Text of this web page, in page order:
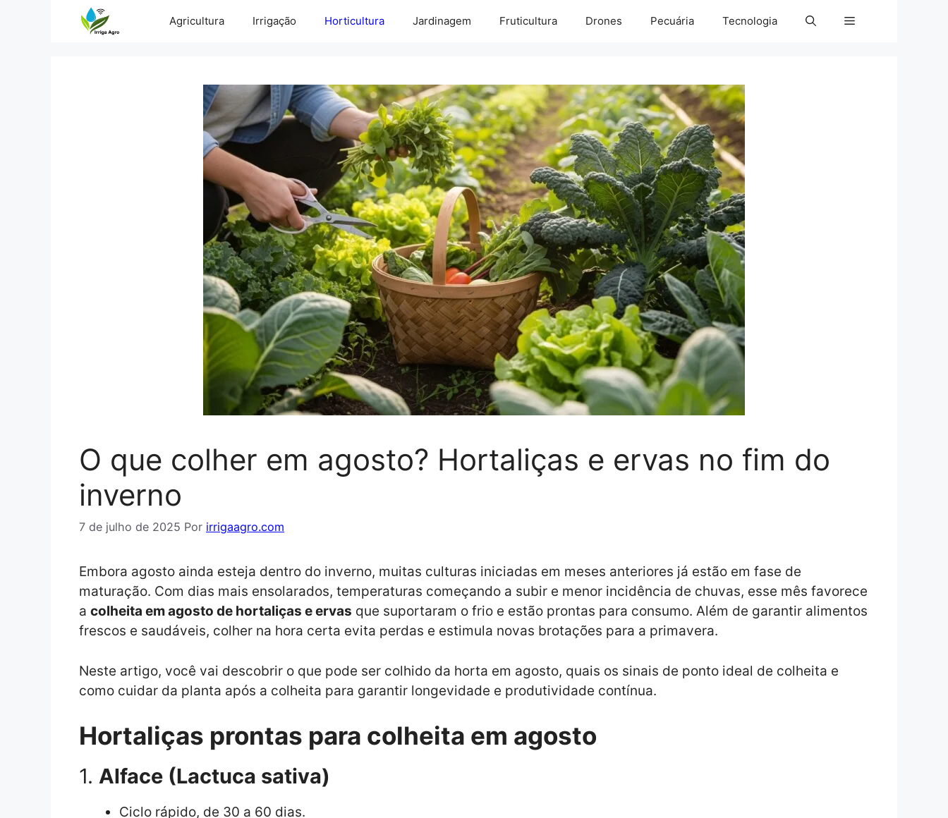
Agricultura Irrigação Horticultura Jardinagem Fruticultura Drones Pecuária Tecnologia
O que colher em agosto? Hortaliças e ervas no fim do
inverno
7 de julho de 2025 Por irrigaagro.com
Embora agosto ainda esteja dentro do inverno, muitas culturas iniciadas em meses anteriores já estão em fase de
maturação. Com dias mais ensolarados, temperaturas começando a subir e menor incidência de chuvas, esse mês favorece
a colheita em agosto de hortaliças e ervas que suportaram o frio e estão prontas para consumo. Além de garantir alimentos
frescos e saudáveis, colher na hora certa evita perdas e estimula novas brotações para a primavera.
Neste artigo, você vai descobrir o que pode ser colhido da horta em agosto, quais os sinais de ponto ideal de colheita e
como cuidar da planta após a colheita para garantir longevidade e produtividade contínua.
Hortaliças prontas para colheita em agosto
1. Alface (Lactuca sativa)
Ciclo rápido, de 30 a 60 dias.